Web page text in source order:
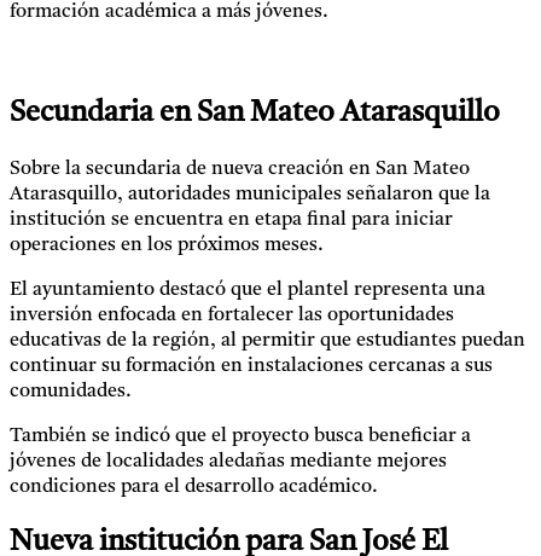
formación académica a más jóvenes.
Secundaria en San Mateo Atarasquillo
Sobre la secundaria de nueva creación en San Mateo
Atarasquillo, autoridades municipales señalaron que la
institución se encuentra en etapa final para iniciar
operaciones en los próximos meses.
El ayuntamiento destacó que el plantel representa una
inversión enfocada en fortalecer las oportunidades
educativas de la región, al permitir que estudiantes puedan
continuar su formación en instalaciones cercanas a sus
comunidades.
También se indicó que el proyecto busca beneficiar a
jóvenes de localidades aledañas mediante mejores
condiciones para el desarrollo académico.
Nueva institución para San José El